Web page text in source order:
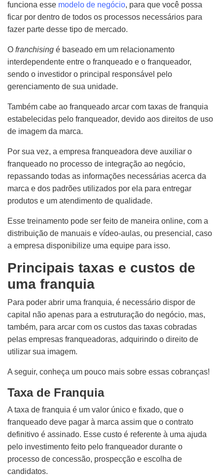
funciona esse modelo de negócio, para que você possa
ficar por dentro de todos os processos necessários para
fazer parte desse tipo de mercado.
O franchising é baseado em um relacionamento
interdependente entre o franqueado e o franqueador,
sendo o investidor o principal responsável pelo
gerenciamento de sua unidade.
Também cabe ao franqueado arcar com taxas de franquia
estabelecidas pelo franqueador, devido aos direitos de uso
de imagem da marca.
Por sua vez, a empresa franqueadora deve auxiliar o
franqueado no processo de integração ao negócio,
repassando todas as informações necessárias acerca da
marca e dos padrões utilizados por ela para entregar
produtos e um atendimento de qualidade.
Esse treinamento pode ser feito de maneira online, com a
distribuição de manuais e vídeo-aulas, ou presencial, caso
a empresa disponibilize uma equipe para isso.
Principais taxas e custos de
uma franquia
Para poder abrir uma franquia, é necessário dispor de
capital não apenas para a estruturação do negócio, mas,
também, para arcar com os custos das taxas cobradas
pelas empresas franqueadoras, adquirindo o direito de
utilizar sua imagem.
A seguir, conheça um pouco mais sobre essas cobranças!
Taxa de Franquia
A taxa de franquia é um valor único e fixado, que o
franqueado deve pagar à marca assim que o contrato
definitivo é assinado. Esse custo é referente à uma ajuda
pelo investimento feito pelo franqueador durante o
processo de concessão, prospecção e escolha de
candidatos.